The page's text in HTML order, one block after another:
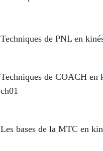
Techniques de PNL en
Techniques de COACH en
ch01
Les bases de la MTC en